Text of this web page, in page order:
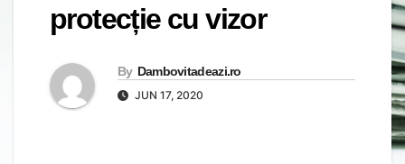
protecție cu vizor
By Dambovitadeazi.ro
JUN 17, 2020